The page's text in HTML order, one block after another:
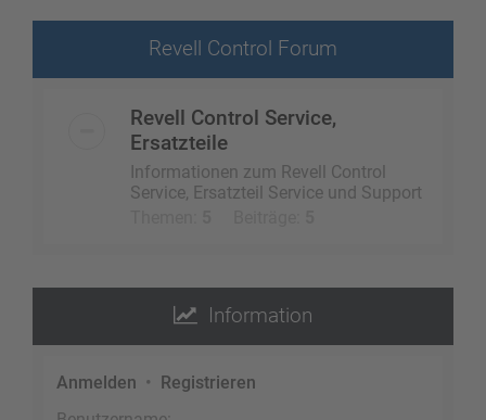
Revell Control Forum
Revell Control Service,
Ersatzteile
Informationen zum Revell Control
Service, Ersatzteil Service und Support
Information
Anmelden • Registrieren